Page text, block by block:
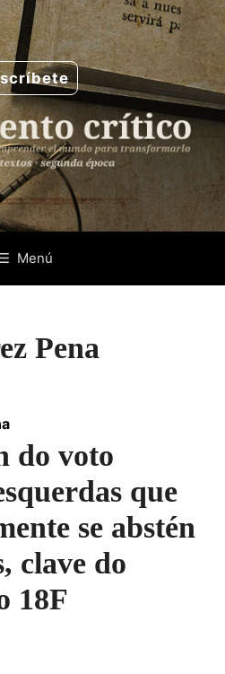
Menú
Pena
do voto
que
se abstén
clave do
18F